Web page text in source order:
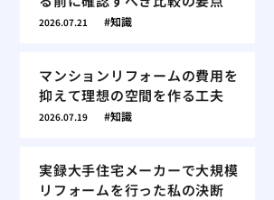
2026.07.21 知識
マンションリフォームの費用を
抑えて理想の空間を作る工夫
2026.07.19 知識
実録大手住宅メーカーで大規模
リフォームを行った私の決断